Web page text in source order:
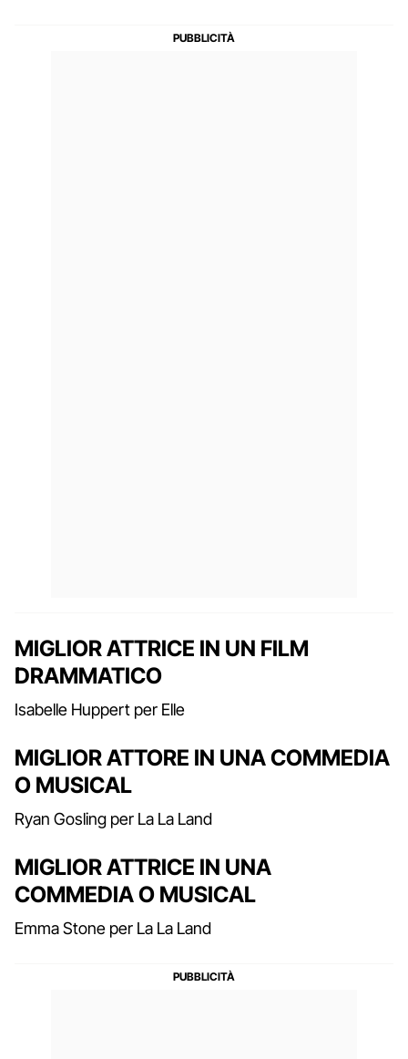
MIGLIOR ATTRICE IN UN FILM
DRAMMATICO
Isabelle Huppert per Elle
MIGLIOR ATTORE IN UNA COMMEDIA
O MUSICAL
Ryan Gosling per La La Land
MIGLIOR ATTRICE IN UNA
COMMEDIA O MUSICAL
Emma Stone per La La Land